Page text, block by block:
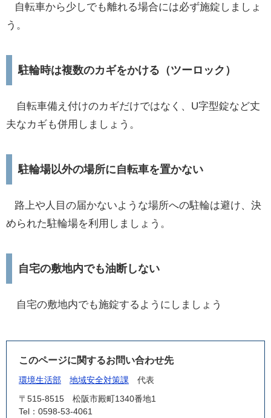
自転車から少しでも離れる場合には必ず施錠しましょ
う。
駐輪時は複数のカギをかける（ツーロック）
自転車備え付けのカギだけではなく、U字型錠など丈
夫なカギも併用しましょう。
駐輪場以外の場所に自転車を置かない
路上や人目の届かないような場所への駐輪は避け、決
められた駐輪場を利用しましょう。
自宅の敷地内でも油断しない
自宅の敷地内でも施錠するようにしましょう
このページに関するお問い合わせ先
環境生活部 地域安全対策課
代表
〒515-8515
松阪市殿町1340番地1
Tel：0598-53-4061